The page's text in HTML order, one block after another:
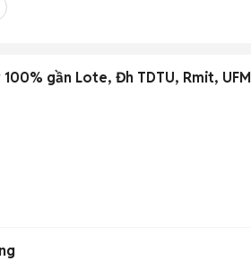
100% gần Lote, Đh TDTU, Rmit, UFM